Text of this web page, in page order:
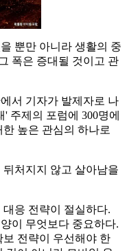
뿐만 아니라 생활의 중
폭은 증대될 것이고 관
서 기자가 발제자로 나
주제의 포럼에 300명에
높은 관심의 하나로
처지지 않고 살아남을
응 전략이 절실하다.
이 무엇보다 중요하다.
전략이 우선해야 한